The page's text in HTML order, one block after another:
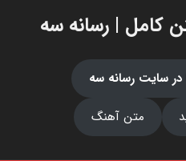
کامل | رسانه سه
سایت رسانه سه
متن آهنگ